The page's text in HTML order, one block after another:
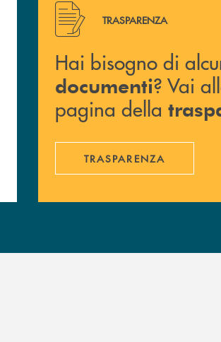
! Hai bisogno di alcuni
TRASPARENZA
Hai bisogno di
documenti? Vai
pagina della
TRASPARENZA